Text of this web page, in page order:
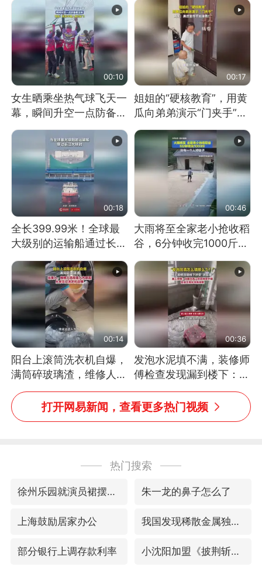
00:10
女生晒乘坐热气球飞天一
幕，瞬间升空一点防备都
没有
00:17
姐姐的“硬核教育”，用黄
瓜向弟弟演示“门夹手”，
网友：果然言传不如身
教！
00:18
全长399.99米！全球最
大级别的运输船通过长江
大桥这一幕，太震撼了！
00:46
大雨将至全家老小抢收稻
谷，6分钟收完1000斤，
没有一个人掉链子
00:14
阳台上滚筒洗衣机自爆，
满筒碎玻璃渣，维修人员
称是人为原因，从未见过
洗衣机自爆
00:36
发泡水泥填不满，装修师
傅检查发现漏到楼下：出
风口未延伸到外墙
打开网易新闻，查看更多热门视频
热门搜索
徐州乐园就演员裙摆意外引燃致歉 朱一龙的鼻子怎么了
上海鼓励居家办公 我国发现稀散金属独立新矿物——乌斯河锗矿
部分银行上调存款利率 小沈阳加盟《披荆斩棘》